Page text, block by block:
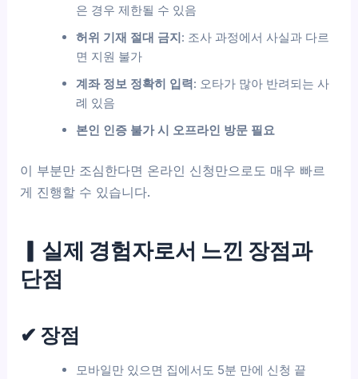
은 경우 제한될 수 있음
허위 기재 절대 금지 : 조사 과정에서 사실과 다르
면 지원 불가
계좌 정보 정확히 입력 : 오타가 많아 반려되는 사
례 있음
본인 인증 불가 시 오프라인 방문 필요
이 부분만 조심한다면 온라인 신청만으로도 매우 빠르
게 진행할 수 있습니다.
▎실제 경험자로서 느낀 장점과
단점
✔ 장점
모바일만 있으면 집에서도 5분 만에 신청 끝